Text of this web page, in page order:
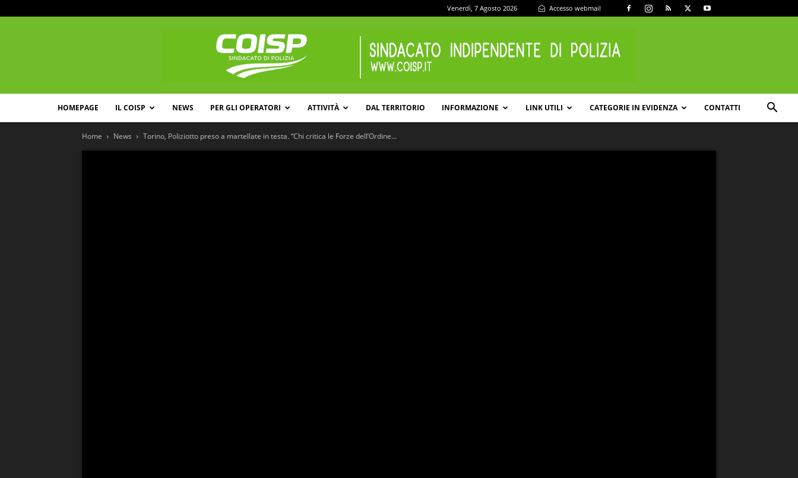
Venerdì, 7 Agosto 2026 Accesso webmail
COISP
HOMEPAGE IL COISP NEWS PER GLI OPERATORI ATTIVITÀ DAL TERRITORIO INFORMAZIONE LINK UTILI CATEGORIE IN EVIDENZA CONTATTI
Home News Torino, Poliziotto preso a martellate in testa. “Chi critica le Forze dell’Ordine...